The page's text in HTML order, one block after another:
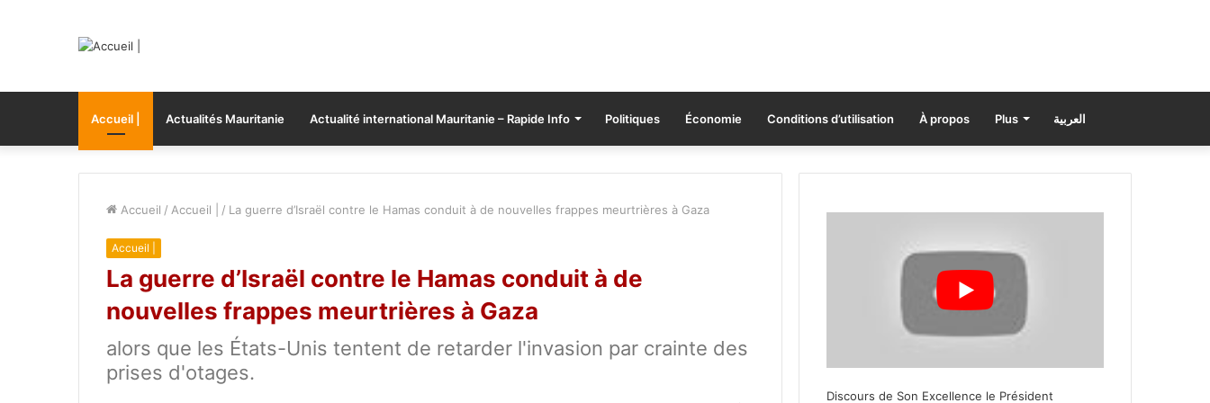
Accueil | Actualités Mauritanie Actualité international Mauritanie – Rapide Info Politiques Économie Conditions d’utilisation À propos Plus العربية
Accueil / Accueil | / La guerre d’Israël contre le Hamas conduit à de nouvelles frappes meurtrières à Gaza
Accueil |
La guerre d’Israël contre le Hamas conduit à de
nouvelles frappes meurtrières à Gaza
alors que les États-Unis tentent de retarder l'invasion par crainte des
prises d'otages.
Discours de Son Excellence le Président